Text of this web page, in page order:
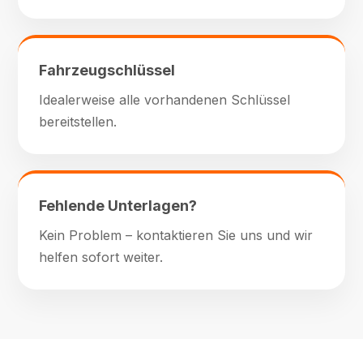
Fahrzeugschlüssel
Idealerweise alle vorhandenen Schlüssel
bereitstellen.
Fehlende Unterlagen?
Kein Problem – kontaktieren Sie uns und wir
helfen sofort weiter.